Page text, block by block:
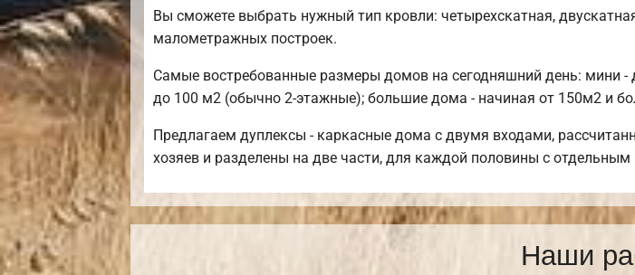
Вы сможете выбрать нужный тип кровли: четырехскатная,
малометражных построек.
Самые востребованные размеры домов на сегодняшний день: мини
до 100 м2 (обычно 2-этажные); большие дома - начиная от 150м2 и
Предлагаем дуплексы - каркасные дома с двумя входами,
хозяев и разделены на две части, для каждой половины с отдельным
Наши